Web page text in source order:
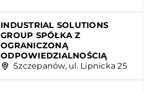
INDUSTRIAL SOLUTIONS
GROUP SPÓŁKA Z
OGRANICZONĄ
ODPOWIEDZIALNOŚCIĄ
Szczepanów, ul. Lipnicka 25